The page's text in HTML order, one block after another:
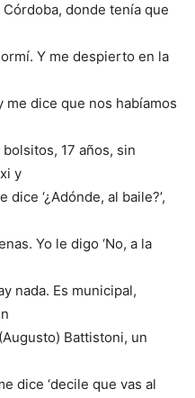
donde tenía que
Y me despierto en la
me dice que nos habíamos
17 años, sin
y
dice ‘¿Adónde, al baile?’,
Yo le digo ‘No, a la
nada. Es municipal,
Battistoni, un
dice ‘decile que vas al